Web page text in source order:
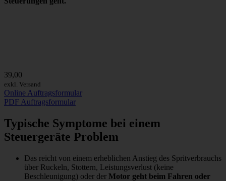
39,00
exkl. Versand
Online Auftragsformular
PDF Auftragsformular
Typische Symptome bei einem
Steuergeräte Problem
Das reicht von einem erheblichen Anstieg des Spritverbrauchs
über Ruckeln, Stottern, Leistungsverlust (keine
Beschleunigung) oder der Motor geht beim Fahren oder